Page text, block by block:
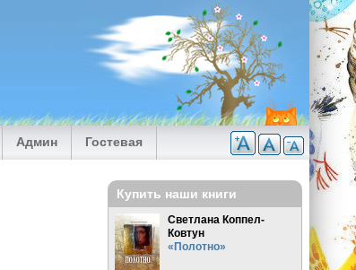
Админ Гостевая
Купить наши книги
Светлана Коппел-
Ковтун
«Полотно»